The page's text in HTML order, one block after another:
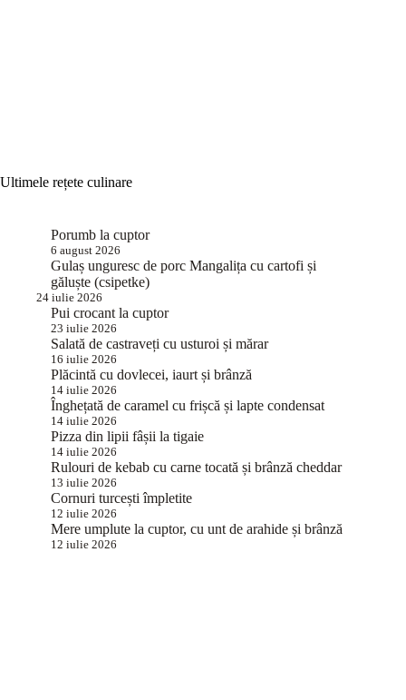
Ultimele rețete culinare
Porumb la cuptor
6 august 2026
Gulaș unguresc de porc Mangalița cu cartofi și
găluște (csipetke)
24 iulie 2026
Pui crocant la cuptor
23 iulie 2026
Salată de castraveți cu usturoi și mărar
16 iulie 2026
Plăcintă cu dovlecei, iaurt și brânză
14 iulie 2026
Înghețată de caramel cu frișcă și lapte condensat
14 iulie 2026
Pizza din lipii fâșii la tigaie
14 iulie 2026
Rulouri de kebab cu carne tocată și brânză cheddar
13 iulie 2026
Cornuri turcești împletite
12 iulie 2026
Mere umplute la cuptor, cu unt de arahide și brânză
12 iulie 2026